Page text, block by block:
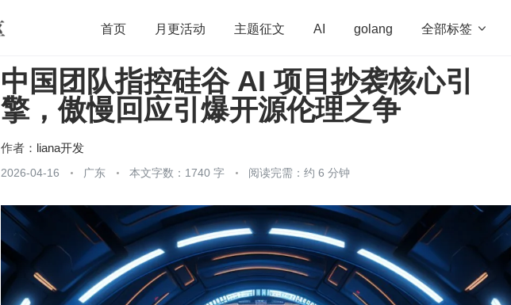
首页 月更活动 主题征文 AI golang 全部标签 
开源 架构 OpenHarmony 算法 学习方法 Web3.0
团队管理 程序员 运维 深度思考 低代码
中国团队指控硅谷 AI 项目抄袭核心引
擎，傲慢回应引爆开源伦理之争
作者： liana开发
2026-04-16 广东 本文字数：1740 字 阅读完需：约 6 分钟